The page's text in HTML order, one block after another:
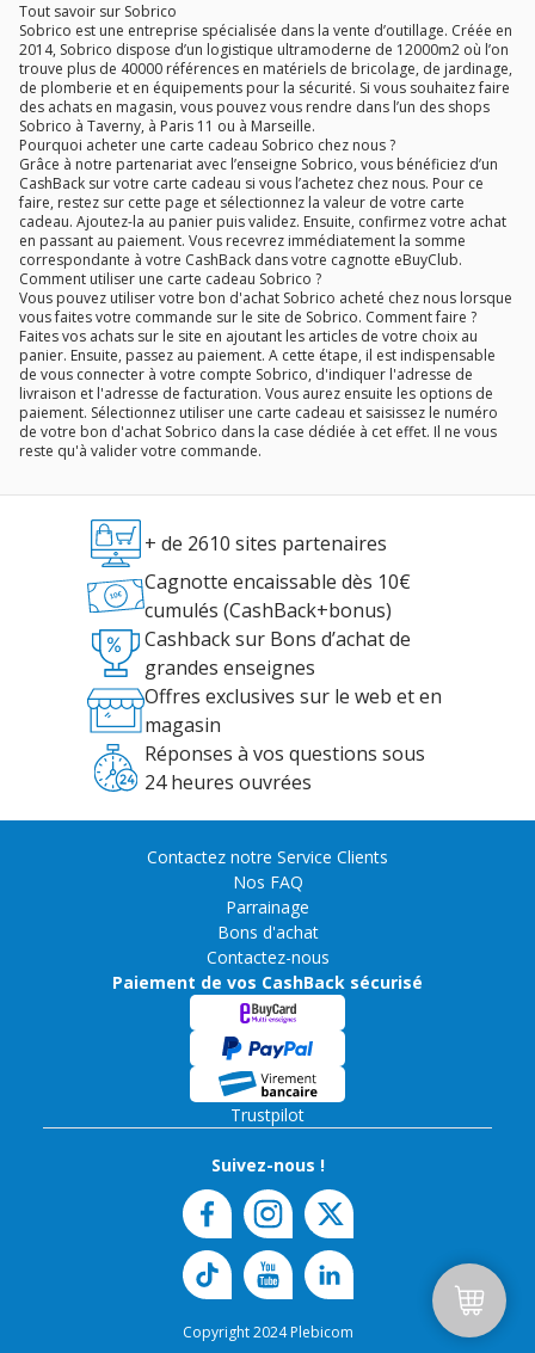
Tout savoir sur Sobrico
Sobrico est une entreprise spécialisée dans la vente d’outillage. Créée en
2014, Sobrico dispose d’un logistique ultramoderne de 12000m2 où l’on
trouve plus de 40000 références en matériels de bricolage, de jardinage,
de plomberie et en équipements pour la sécurité. Si vous souhaitez faire
des achats en magasin, vous pouvez vous rendre dans l’un des shops
Sobrico à Taverny, à Paris 11 ou à Marseille.
Pourquoi acheter une carte cadeau Sobrico chez nous ?
Grâce à notre partenariat avec l’enseigne Sobrico, vous bénéficiez d’un
CashBack sur votre carte cadeau si vous l’achetez chez nous. Pour ce
faire, restez sur cette page et sélectionnez la valeur de votre carte
cadeau. Ajoutez-la au panier puis validez. Ensuite, confirmez votre achat
en passant au paiement. Vous recevrez immédiatement la somme
correspondante à votre CashBack dans votre cagnotte eBuyClub.
Comment utiliser une carte cadeau Sobrico ?
Vous pouvez utiliser votre bon d'achat Sobrico acheté chez nous lorsque
vous faites votre commande sur le site de Sobrico. Comment faire ?
Faites vos achats sur le site en ajoutant les articles de votre choix au
panier. Ensuite, passez au paiement. A cette étape, il est indispensable
de vous connecter à votre compte Sobrico, d'indiquer l'adresse de
livraison et l'adresse de facturation. Vous aurez ensuite les options de
paiement. Sélectionnez utiliser une carte cadeau et saisissez le numéro
de votre bon d'achat Sobrico dans la case dédiée à cet effet. Il ne vous
reste qu'à valider votre commande.
+ de 2610 sites partenaires
Cagnotte encaissable dès 10€
cumulés (CashBack+bonus)
Cashback sur Bons d’achat de
grandes enseignes
Offres exclusives sur le web et en
magasin
Réponses à vos questions sous
24 heures ouvrées
Contactez notre Service Clients
Nos FAQ
Parrainage
Bons d'achat
Contactez-nous
Paiement de vos CashBack sécurisé
Trustpilot
Suivez-nous !
Copyright 2024 Plebicom